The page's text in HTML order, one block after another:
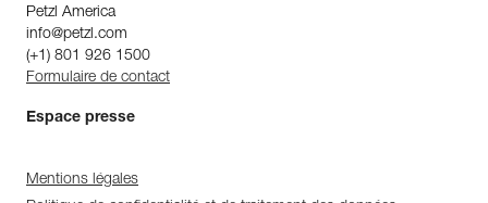
Petzl America
info@petzl.com
(+1) 801 926 1500
Formulaire de contact
Espace presse
Mentions légales